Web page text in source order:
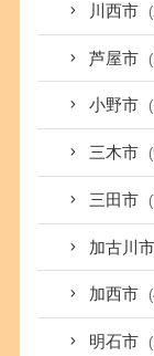
川西市
芦屋市
小野市
三木市
三田市
加古川市
加西市
明石市